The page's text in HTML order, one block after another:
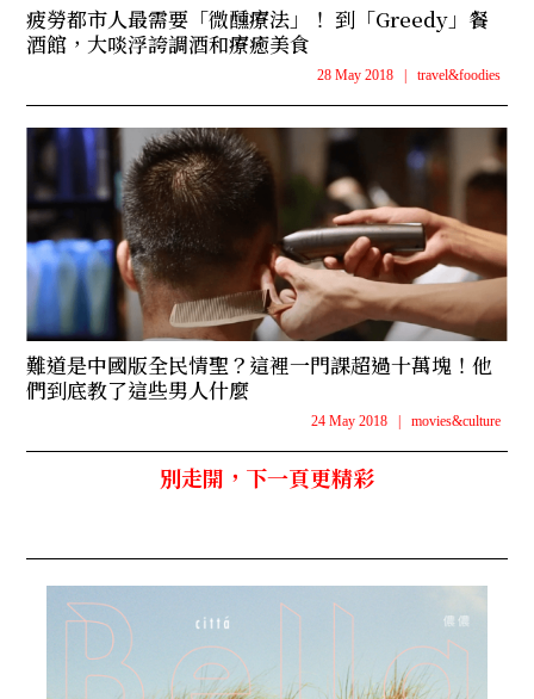
疲勞都市人最需要「微醺療法」！ 到「Greedy」餐
酒館，大啖浮誇調酒和療癒美食
28 May 2018 travel&foodies
難道是中國版全民情聖？這裡一門課超過十萬塊！他
們到底教了這些男人什麼
24 May 2018 movies&culture
別走開，下一頁更精彩